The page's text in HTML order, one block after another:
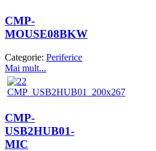
CMP-
MOUSE08BKW
Categorie: Periferice
Mai mult...
CMP-
USB2HUB01-
MIC